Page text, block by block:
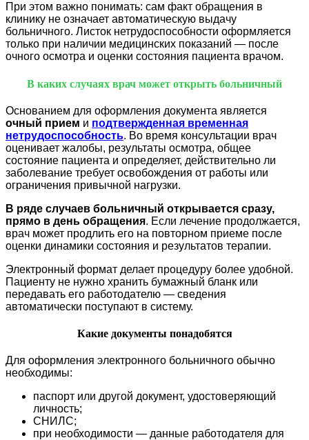
При этом важно понимать: сам факт обращения в
клинику не означает автоматическую выдачу
больничного. Листок нетрудоспособности оформляется
только при наличии медицинских показаний — после
очного осмотра и оценки состояния пациента врачом.
В каких случаях врач может открыть больничный
Основанием для оформления документа является
очный прием и подтвержденная временная
нетрудоспособность. Во время консультации врач
оценивает жалобы, результаты осмотра, общее
состояние пациента и определяет, действительно ли
заболевание требует освобождения от работы или
ограничения привычной нагрузки.
В ряде случаев больничный открывается сразу,
прямо в день обращения. Если лечение продолжается,
врач может продлить его на повторном приеме после
оценки динамики состояния и результатов терапии.
Электронный формат делает процедуру более удобной.
Пациенту не нужно хранить бумажный бланк или
передавать его работодателю — сведения
автоматически поступают в систему.
Какие документы понадобятся
Для оформления электронного больничного обычно
необходимы:
паспорт или другой документ, удостоверяющий
личность;
СНИЛС;
при необходимости — данные работодателя для